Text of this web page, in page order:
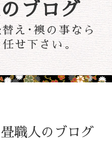
ブログ
え･襖の事なら
せ下さい。
畳職人のブログ